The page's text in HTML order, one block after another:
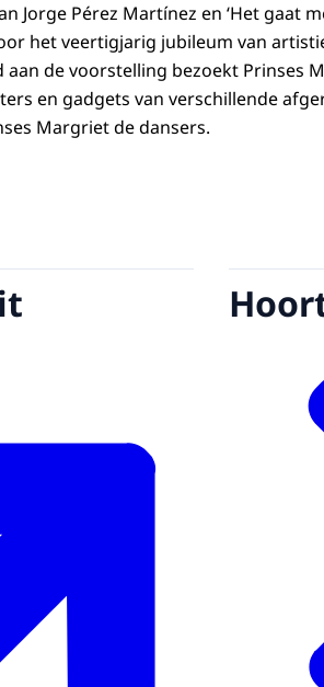
Jorge Pérez Martínez en ‘Het gaat
het veertigjarig jubileum van
de voorstelling bezoekt Prinses
en gadgets van verschillende
Margriet de dansers.